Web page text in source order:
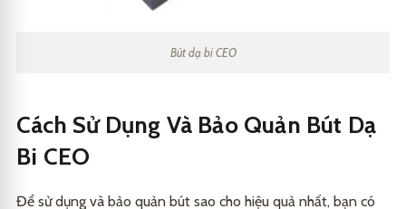
Bút dạ bi CEO
Cách Sử Dụng Và Bảo Quản Bút Dạ
Bi CEO
Để sử dụng và bảo quản bút sao cho hiệu quả nhất, bạn có